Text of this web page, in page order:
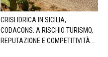
CRISI IDRICA IN SICILIA,
CODACONS: A RISCHIO TURISMO,
REPUTAZIONE E COMPETITIVITÀ...